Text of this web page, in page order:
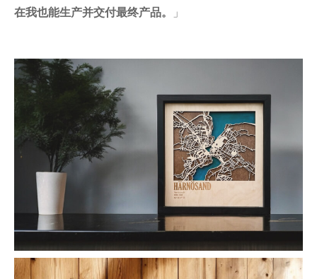
在我也能生产并交付最终产品。
」